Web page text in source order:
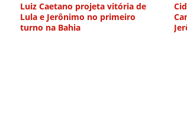
Luiz Caetano projeta vitória de
Lula e Jerônimo no primeiro
turno na Bahia